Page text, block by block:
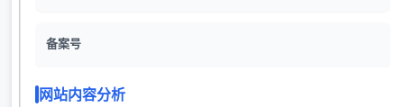
备案号
网站内容分析